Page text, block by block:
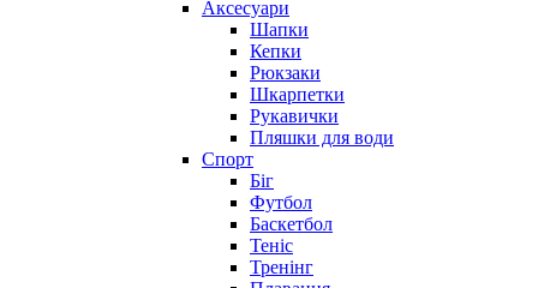
Аксесуари
Шапки
Кепки
Рюкзаки
Шкарпетки
Рукавички
Пляшки для води
Спорт
Біг
Футбол
Баскетбол
Теніс
Тренінг